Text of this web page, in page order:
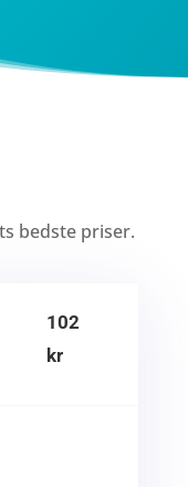
bedste priser.
102
kr